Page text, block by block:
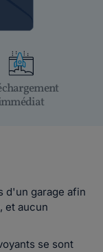
d'un garage afin
et aucun
se sont